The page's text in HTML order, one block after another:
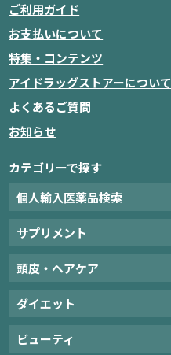
ご利用ガイド
お支払いについて
特集・コンテンツ
アイドラッグストアーについて
よくあるご質問
お知らせ
カテゴリーで探す
個人輸入医薬品検索
サプリメント
頭皮・ヘアケア
ダイエット
ビューティ